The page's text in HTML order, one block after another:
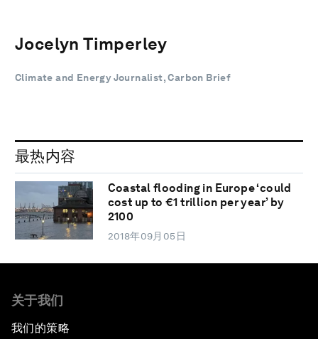
Jocelyn Timperley
Climate and Energy Journalist, Carbon Brief
最热内容
Coastal flooding in Europe ‘could
cost up to €1 trillion per year’ by
2100
2018年09月05日
关于我们
我们的策略